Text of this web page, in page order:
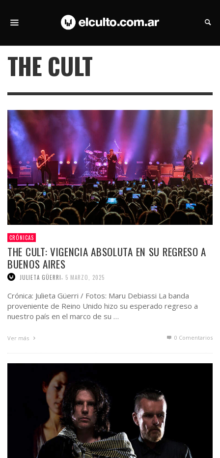
THE CULT
CRÓNICAS
THE CULT: VIGENCIA ABSOLUTA EN SU REGRESO A
BUENOS AIRES
JULIETA GÜERRI 5 MARZO, 2025
Crónica: Julieta Güerri / Fotos: Maru Debiassi La banda
proveniente de Reino Unido hizo su esperado regreso a
nuestro país en el marco de su …
Ver más 0 Comentarios